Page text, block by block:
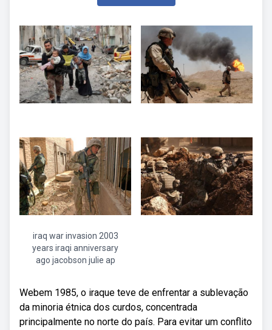
iraq war invasion 2003
years iraqi anniversary
ago jacobson julie ap
Webem 1985, o iraque teve de enfrentar a sublevação
da minoria étnica dos curdos, concentrada
principalmente no norte do país. Para evitar um conflito